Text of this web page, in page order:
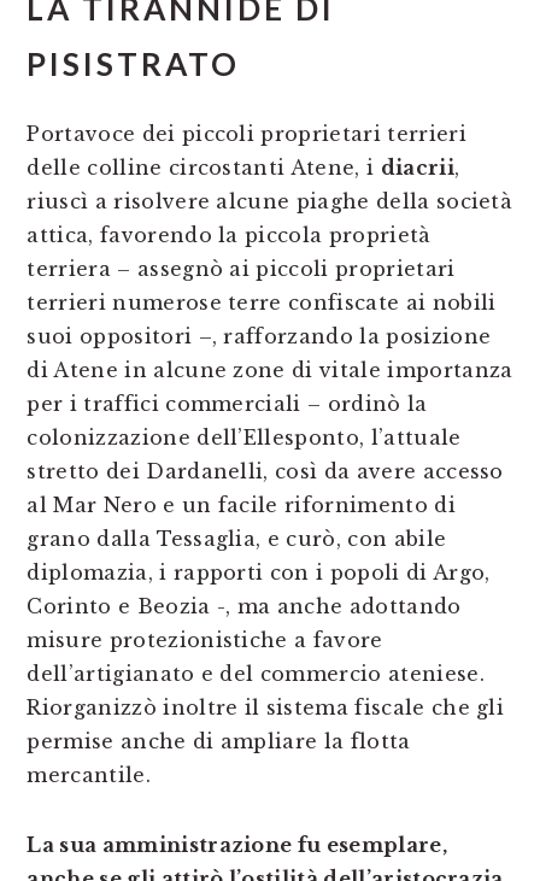
LA TIRANNIDE DI
PISISTRATO
Portavoce dei piccoli proprietari terrieri
delle colline circostanti Atene, i diacrii,
riuscì a risolvere alcune piaghe della società
attica, favorendo la piccola proprietà
terriera – assegnò ai piccoli proprietari
terrieri numerose terre confiscate ai nobili
suoi oppositori –, rafforzando la posizione
di Atene in alcune zone di vitale importanza
per i traffici commerciali – ordinò la
colonizzazione dell’Ellesponto, l’attuale
stretto dei Dardanelli, così da avere accesso
al Mar Nero e un facile rifornimento di
grano dalla Tessaglia, e curò, con abile
diplomazia, i rapporti con i popoli di Argo,
Corinto e Beozia -, ma anche adottando
misure protezionistiche a favore
dell’artigianato e del commercio ateniese.
Riorganizzò inoltre il sistema fiscale che gli
permise anche di ampliare la flotta
mercantile.
La sua amministrazione fu esemplare,